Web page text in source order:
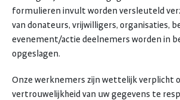
formulieren invult worden versleuteld
van donateurs, vrijwilligers, organisaties,
evenement/actie deelnemers worden in
opgeslagen.
Onze werknemers zijn wettelijk verplicht
vertrouwelijkheid van uw gegevens te